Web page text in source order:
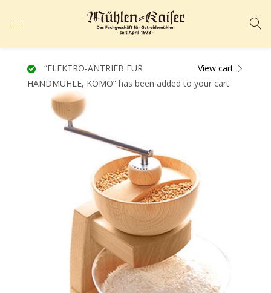
ANMELDEN
Geben Sie Ihren Benutzernamen und Ihr Passwort ein, um sich
anzumelden.
Angemeldet bleiben Passwort vergessen?
View cart
“ELEKTRO-ANTRIEB FÜR
HANDMÜHLE, KOMO” has been added to your cart.